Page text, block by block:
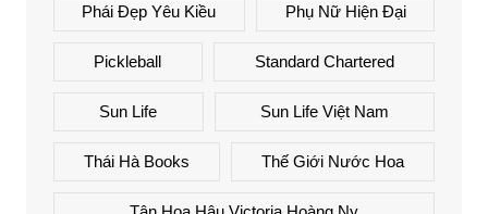
Phái Đẹp Yêu Kiều Phụ Nữ Hiện Đại
Pickleball Standard Chartered
Sun Life Sun Life Việt Nam
Thái Hà Books Thế Giới Nước Hoa